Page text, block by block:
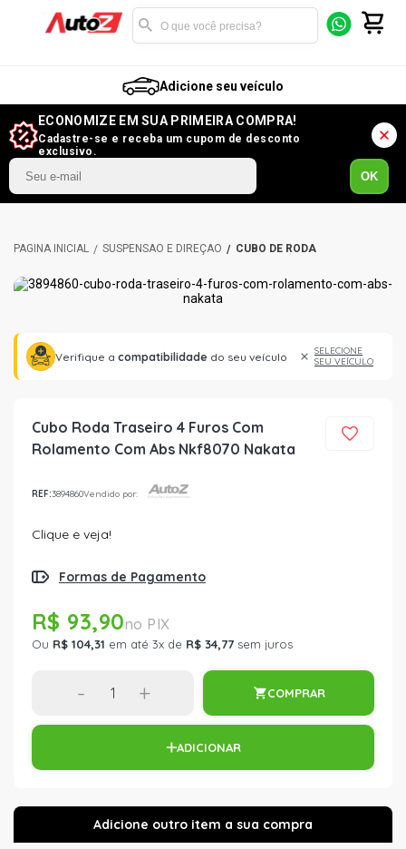
Adicione seu veículo
ECONOMIZE EM SUA PRIMEIRA COMPRA!
Cadastre-se e receba um cupom de desconto
exclusivo.
OK
SUSPENSÃO E DIREÇÃO CUBO DE RODA
Verifique a compatibilidade do seu veículo
SELECIONE
SEU VEÍCULO
Cubo Roda Traseiro 4 Furos Com
Rolamento Com Abs Nkf8070 Nakata
REF:3894860Vendido por:
Clique e veja!
Formas de Pagamento
R$ 93,90
Ou R$ 104,31 em até 3x de R$ 34,77 sem juros
- + COMPRAR
ADICIONAR